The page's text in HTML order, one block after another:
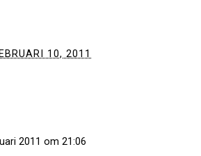
chocolade mini